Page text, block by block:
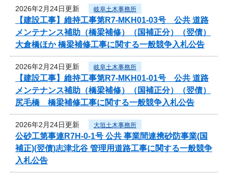
2026年2月24日更新 岐阜土木事務所
【建設工事】維持工事第R7-MKH01-03号 公共 道路
メンテナンス補助（橋梁補修）（国補正分）（翌債）
大倉橋ほか 橋梁補修工事に関する一般競争入札公告
2026年2月24日更新 岐阜土木事務所
【建設工事】維持工事第R7-MKH01-01号 公共 道路
メンテナンス補助（橋梁補修）（国補正分）（翌債）
尻毛橋 橋梁補修工事に関する一般競争入札公告
2026年2月24日更新 大垣土木事務所
公砂工第事連R7H-0-1号 公共 事業間連携砂防事業(国
補正)(翌債)志津北谷 管理用道路工事に関する一般競争
入札公告